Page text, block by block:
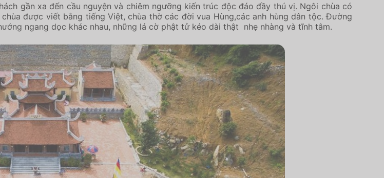
gần xa đến cầu nguyện và chiêm ngưỡng kiến trúc độc đáo đầy thú vị. Ngôi chùa có
được viết bằng tiếng Việt, chùa thờ các đời vua Hùng,các anh hùng dân tộc. Đường
ngang dọc khác nhau, những lá cờ phật tử kéo dài thật nhẹ nhàng và tĩnh tâm.